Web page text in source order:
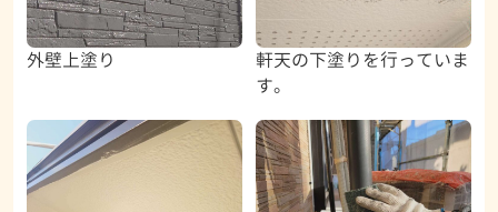
外壁上塗り
軒天の下塗りを行っていま
す。